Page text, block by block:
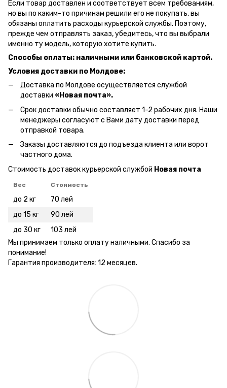
Если товар доставлен и соответствует всем требованиям,
но вы по каким-то причинам решили его не покупать, вы
обязаны оплатить расходы курьерской службы. Поэтому,
прежде чем отправлять заказ, убедитесь, что вы выбрали
именно ту модель, которую хотите купить.
Способы оплаты: наличными или банковской картой.
Условия доставки по Молдове:
Доставка по Молдове осуществляется службой
доставки «Новая почта».
Срок доставки обычно составляет 1-2 рабочих дня. Наши
менеджеры согласуют с Вами дату доставки перед
отправкой товара.
Заказы доставляются до подъезда клиента или ворот
частного дома.
Стоимость доставок курьерской службой Новая почта
Вес Стоимость
до 2 кг
70 лей
до 15 кг
90 лей
до 30 кг
103 лей
Мы принимаем только оплату наличными. Спасибо за
понимание!
Гарантия производителя: 12 месяцев.